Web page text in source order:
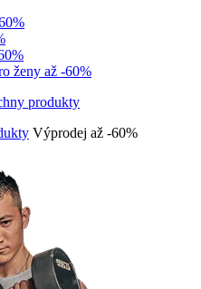
ženy až -60%
Výprodej až -60%